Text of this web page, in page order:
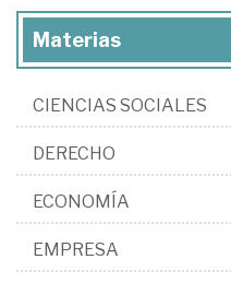
Materias
CIENCIAS SOCIALES
DERECHO
ECONOMÍA
EMPRESA